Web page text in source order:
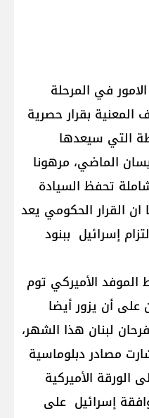
في المرحلة
المعنية بقرار حصرية
التي سيعدها
الماضي، مرهونا
تحفظ السيادة
ان القرار الحكومي يعد
إسرائيل ببنود
الأميركي توم
على أن يزور أيضا
لبنان هذا الشهر،
مصادر دبلوماسية
الورقة الأميركية
إسرائيل على